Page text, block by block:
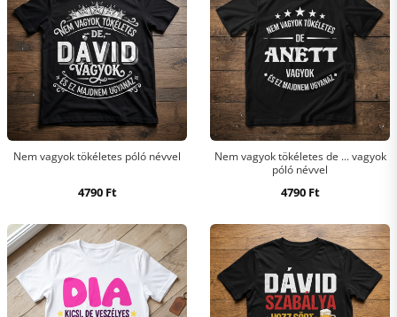
Nem vagyok tökéletes póló névvel
4790 Ft
Nem vagyok tökéletes de ... vagyok
póló névvel
4790 Ft